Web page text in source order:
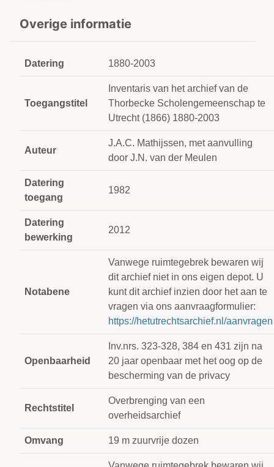
Overige informatie
Datering 1880-2003
Toegangstitel
Inventaris van het archief van de
Thorbecke Scholengemeenschap te
Utrecht (1866) 1880-2003
Auteur
J.A.C. Mathijssen, met aanvulling
door J.N. van der Meulen
Datering
toegang
1982
Datering
bewerking
2012
Notabene
Vanwege ruimtegebrek bewaren wij
dit archief niet in ons eigen depot. U
kunt dit archief inzien door het aan te
vragen via ons aanvraagformulier:
https://hetutrechtsarchief.nl/aanvragen
Openbaarheid
Inv.nrs. 323-328, 384 en 431 zijn na
20 jaar openbaar met het oog op de
bescherming van de privacy
Rechtstitel
Overbrenging van een
overheidsarchief
Omvang 19 m zuurvrije dozen